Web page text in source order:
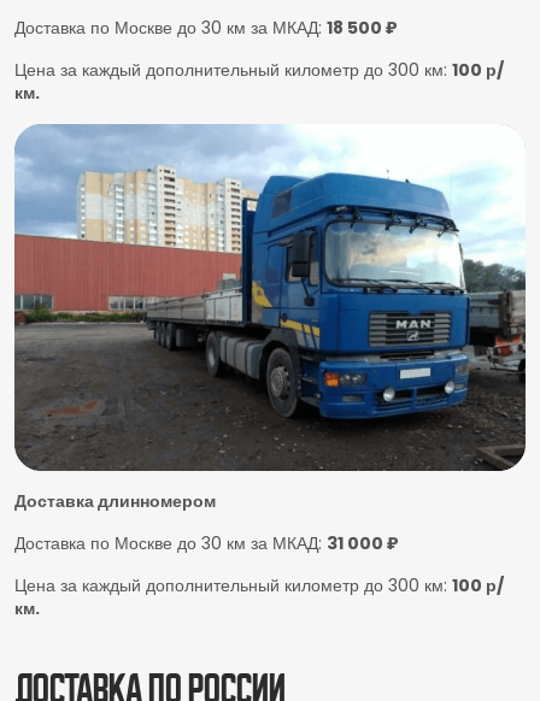
Доставка по Москве до 30 км за МКАД: 18 500 ₽
Цена за каждый дополнительный километр до 300 км: 100 р/
км.
Доставка длинномером
Доставка по Москве до 30 км за МКАД: 31 000 ₽
Цена за каждый дополнительный километр до 300 км: 100 р/
км.
Доставка по России